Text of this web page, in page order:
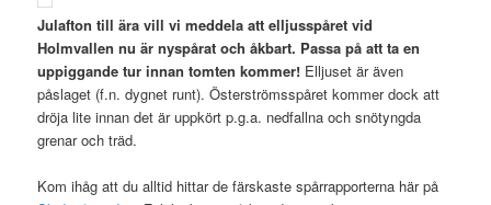
Julafton till ära vill vi meddela att elljusspåret vid
Holmvallen nu är nyspårat och åkbart. Passa på att ta en
uppiggande tur innan tomten kommer! Elljuset är även
påslaget (f.n. dygnet runt). Österströmsspåret kommer dock att
dröja lite innan det är uppkört p.g.a. nedfallna och snötyngda
grenar och träd.
Kom ihåg att du alltid hittar de färskaste spårrapporterna här på